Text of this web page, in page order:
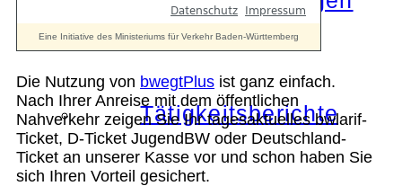
Tätigkeitsberichte
Die Nutzung von bwegtPlus ist ganz einfach.
Nach Ihrer Anreise mit dem öffentlichen
Nahverkehr zeigen Sie Ihr tagesaktuelles bwlarif-
Ticket, D-Ticket JugendBW oder Deutschland-
Ticket an unserer Kasse vor und schon haben Sie
sich Ihren Vorteil gesichert.